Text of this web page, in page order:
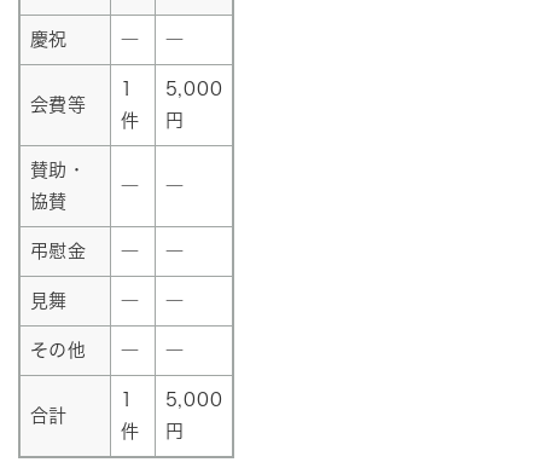
慶祝 ― ―
会費等
1
件
5,000
円
賛助・
協賛
― ―
弔慰金 ― ―
見舞 ― ―
その他 ― ―
合計
1
件
5,000
円